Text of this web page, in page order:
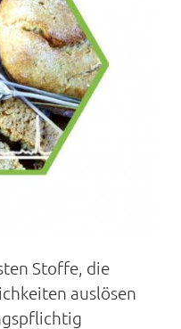
Stoffe, die
auslösen